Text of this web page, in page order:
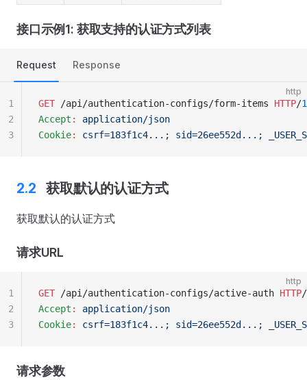
接口示例1: 获取支持的认证方式列表
Request Response
http
GET /api/authentication-configs/form-items HTTP/
Accept :
application/json
Cookie: csrf=183f1c4...; sid=26ee552d...;
1
2
3
获取默认的认证方式
获取默认的认证方式
请求URL
http
GET /api/authentication-configs/active-auth HTTP/
Accept :
application/json
Cookie: csrf=183f1c4...; sid=26ee552d...;
1
2
3
请求参数